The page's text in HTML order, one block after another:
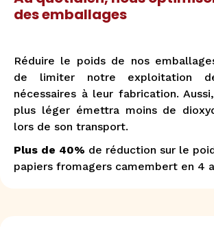
des emballages
Réduire le poids de nos
de limiter notre exploitation
nécessaires à leur fabrication.
plus léger émettra moins de
lors de son transport.
Plus de 40% de réduction sur le
papiers fromagers camembert en 4